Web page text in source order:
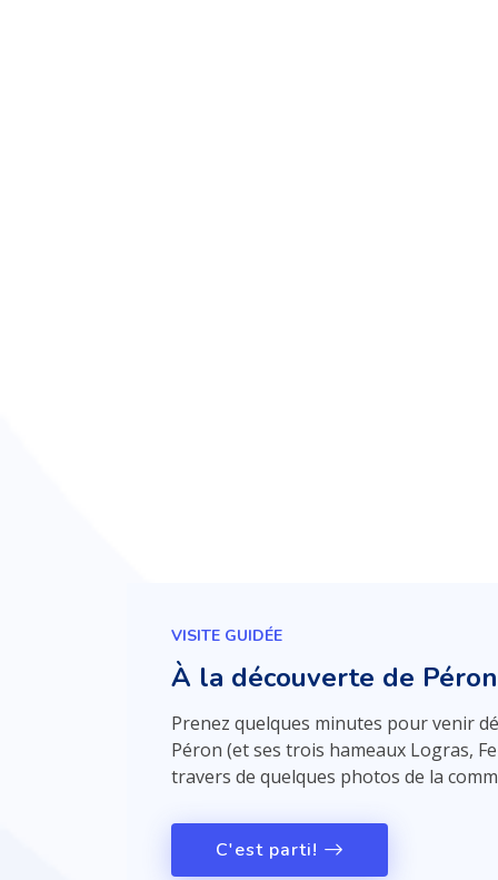
VISITE GUIDÉE
À la découverte de Péron
Prenez quelques minutes pour venir
Péron (et ses trois hameaux Logras,
travers de quelques photos de la
C'est parti!